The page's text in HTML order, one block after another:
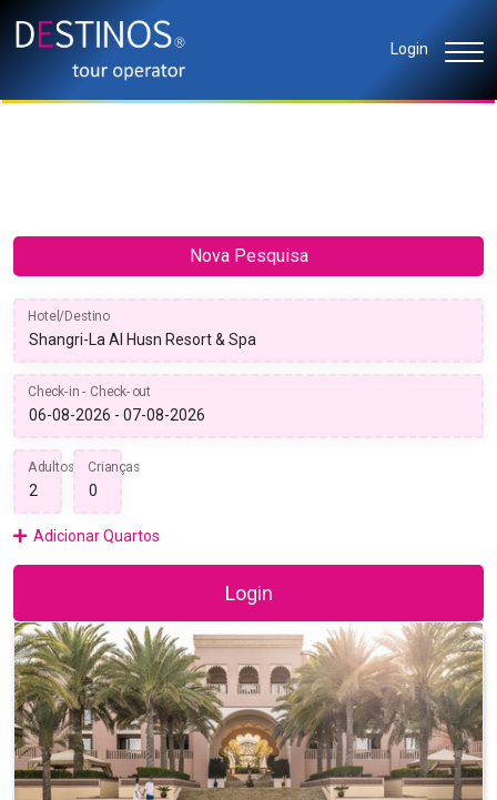
Login
Nova Pesquisa
Hotel/Destino
Check-in - Check-out
Adultos Crianças
Adicionar Quartos
Login